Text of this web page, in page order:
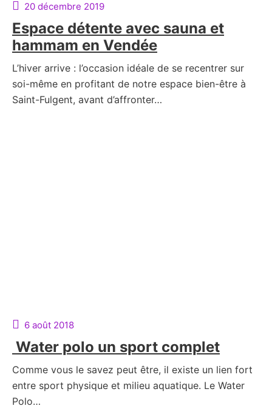
20 décembre 2019
Espace détente avec sauna et
hammam en Vendée
L’hiver arrive : l’occasion idéale de se recentrer sur
soi-même en profitant de notre espace bien-être à
Saint-Fulgent, avant d’affronter…
6 août 2018
Water polo un sport complet
Comme vous le savez peut être, il existe un lien fort
entre sport physique et milieu aquatique. Le Water
Polo…